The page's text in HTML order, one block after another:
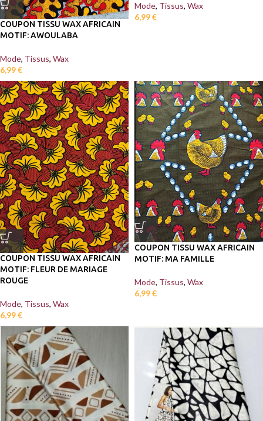
COUPON TISSU WAX AFRICAIN
MOTIF: AWOULABA
Mode, Tissus, Wax
6,99€
Mode, Tissus, Wax
6,99€
COUPON TISSU WAX AFRICAIN
MOTIF: FLEUR DE MARIAGE
ROUGE
Mode, Tissus, Wax
6,99€
COUPON TISSU WAX AFRICAIN
MOTIF: MA FAMILLE
Mode, Tissus, Wax
6,99€